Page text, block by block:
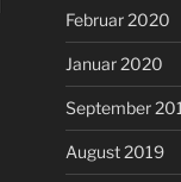
Februar 2020
Januar 2020
September
August 2019